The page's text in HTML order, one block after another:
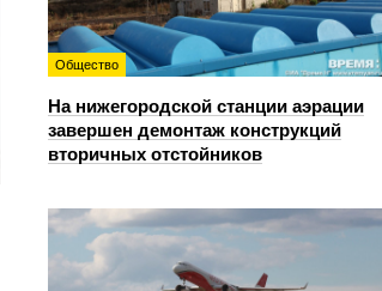
Общество
На нижегородской станции аэрации
завершен демонтаж конструкций
вторичных отстойников